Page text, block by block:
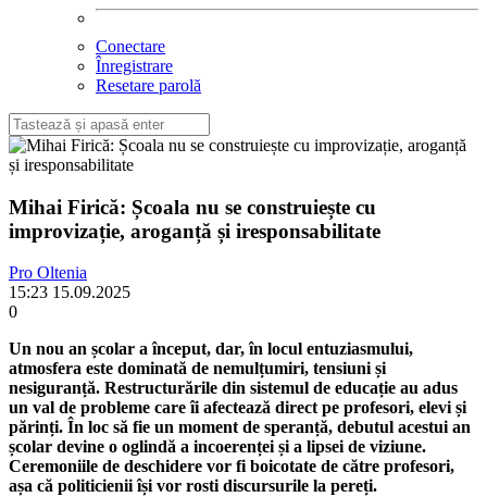
Conectare
Înregistrare
Resetare parolă
Mihai Firică: Școala nu se construiește cu
improvizație, aroganță și iresponsabilitate
Pro Oltenia
15:23 15.09.2025
0
Un nou an școlar a început, dar, în locul entuziasmului,
atmosfera este dominată de nemulțumiri, tensiuni și
nesiguranță. Restructurările din sistemul de educație au adus
un val de probleme care îi afectează direct pe profesori, elevi și
părinți. În loc să fie un moment de speranță, debutul acestui an
școlar devine o oglindă a incoerenței și a lipsei de viziune.
Ceremoniile de deschidere vor fi boicotate de către profesori,
așa că politicienii își vor rosti discursurile la pereți.